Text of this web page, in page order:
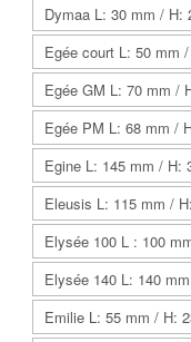
Dymaa L: 30 mm / H:
Egée court L: 50 mm
Egée GM L: 70 mm /
Egée PM L: 68 mm /
Egine L: 145 mm / H:
Eleusis L: 115 mm /
Elysée 100 L : 100
Elysée 140 L: 140
Emilie L: 55 mm / H: